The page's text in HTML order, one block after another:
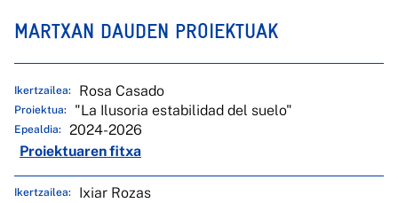
MARTXAN DAUDEN PROIEKTUAK
Ikertzailea: Rosa Casado
Proiektua: "La Ilusoria estabilidad del suelo"
Epealdia:
2024-2026
Proiektuaren fitxa
Ikertzailea: Ixiar Rozas